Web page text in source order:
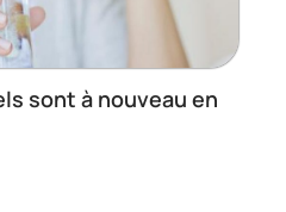
sont à nouveau en